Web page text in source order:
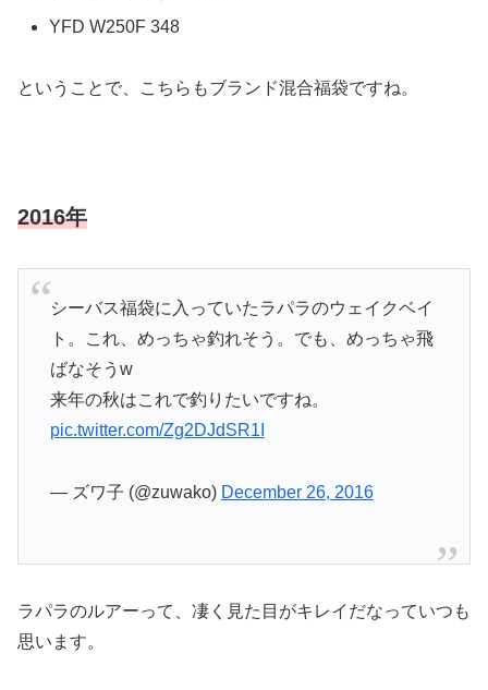
YFD W250F 348
ということで、こちらもブランド混合福袋ですね。
2016年
シーバス福袋に入っていたラパラのウェイクベイ
ト。これ、めっちゃ釣れそう。でも、めっちゃ飛
ばなそうw
来年の秋はこれで釣りたいですね。
pic.twitter.com/Zg2DJdSR1I
— ズワ子 (@zuwako) December 26, 2016
ラパラのルアーって、凄く見た目がキレイだなっていつも
思います。